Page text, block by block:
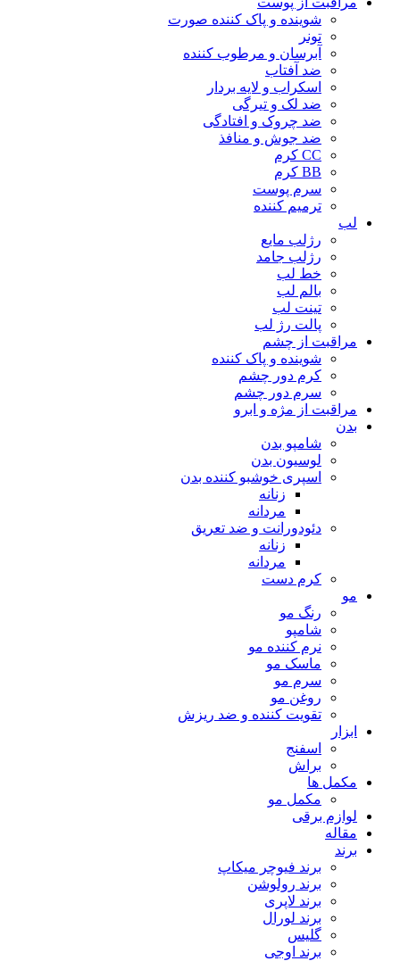
شوینده و پاک کننده صورت
تونر
آبرسان و مرطوب کننده
ضد آفتاب
اسکراب و لایه بردار
ضد لک و تیرگی
ضد چروک و افتادگی
ضد جوش و منافذ
CC کرم
BB کرم
سرم پوست
ترمیم کننده
لب
رژلب مایع
رژلب جامد
خط لب
بالم لب
تینت لب
پالت رژ لب
مراقبت از چشم
شوینده و پاک کننده
کرم دور چشم
سرم دور چشم
مراقبت از مژه و ابرو
بدن
شامپو بدن
لوسیون بدن
اسپری خوشبو کننده بدن
زنانه
مردانه
دئودورانت و ضد تعریق
زنانه
مردانه
کرم دست
مو
رنگ مو
شامپو
نرم کننده مو
ماسک مو
سرم مو
روغن مو
تقویت کننده و ضد ریزش
ابزار
اسفنج
براش
مکمل ها
مکمل مو
لوازم برقی
مقاله
برند
برند فیوچر میکاپ
برند رولوشن
برند لاپری
برند لورال
گلیس
برند اوجی